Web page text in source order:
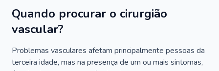
Quando procurar o cirurgião
vascular?
Problemas vasculares afetam principalmente pessoas da
terceira idade, mas na presença de um ou mais sintomas,